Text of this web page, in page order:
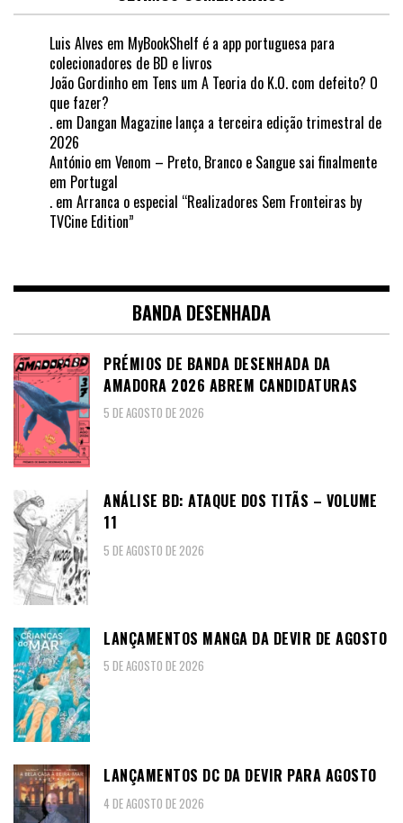
Luis Alves em MyBookShelf é a app portuguesa para
colecionadores de BD e livros
João Gordinho em Tens um A Teoria do K.O. com defeito? O
que fazer?
. em Dangan Magazine lança a terceira edição trimestral de
2026
António em Venom – Preto, Branco e Sangue sai finalmente
em Portugal
. em Arranca o especial “Realizadores Sem Fronteiras by
TVCine Edition”
BANDA DESENHADA
PRÉMIOS DE BANDA DESENHADA DA
AMADORA 2026 ABREM CANDIDATURAS
5 DE AGOSTO DE 2026
ANÁLISE BD: ATAQUE DOS TITÃS – VOLUME
11
5 DE AGOSTO DE 2026
LANÇAMENTOS MANGA DA DEVIR DE AGOSTO
5 DE AGOSTO DE 2026
LANÇAMENTOS DC DA DEVIR PARA AGOSTO
4 DE AGOSTO DE 2026